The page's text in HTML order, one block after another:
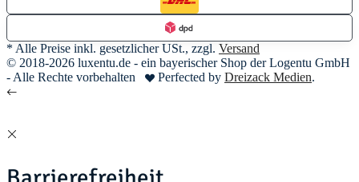
* Alle Preise inkl. gesetzlicher USt., zzgl. Versand
© 2018-2026 luxentu.de - ein bayerischer Shop der Logentu GmbH
- Alle Rechte vorbehalten
Perfected by Dreizack Medien.